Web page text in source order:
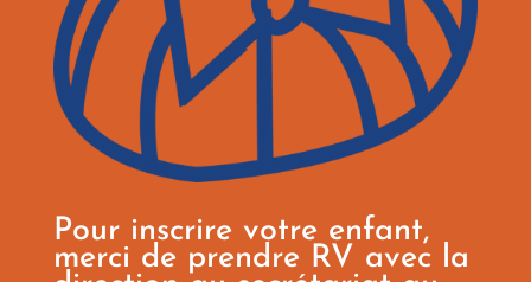
Pour inscrire votre enfant,
merci de prendre RV avec la